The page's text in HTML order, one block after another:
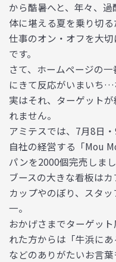
から酷暑へと、年々、過
体に堪える夏を乗り切る
仕事のオン・オフを大
です。
さて、ホームページの
にきて反応がいまいち…
実はそれ、ターゲット
れません。
アミテスでは、7月8日
自社の経営する「Mou
パンを2000個完売しまし
ブースの大きな看板はカ
カップやのぼり、スタ
一。
おかげさまでターゲッ
れた方からは「牛浜にあ
などのありがたいお言葉